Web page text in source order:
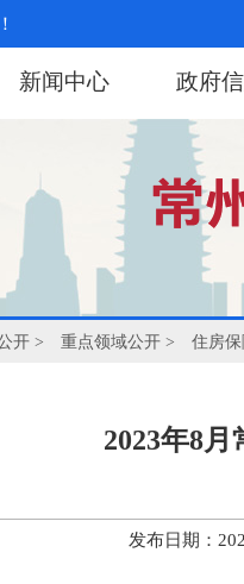
新闻中心 政府
开 > 重点领域公开 > 住房
2023年8
发布日期：